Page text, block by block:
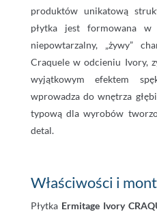
produktów unikatową
płytka jest formowana
niepowtarzalny, „żywy”
Craquele w odcieniu Ivory,
wyjątkowym efektem
wprowadza do wnętrza
typową dla wyrobów
detal.
Właściwości i
Płytka Ermitage Ivory